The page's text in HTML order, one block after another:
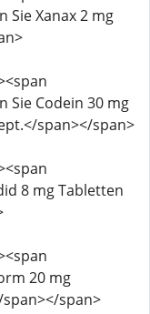
Sie Xanax 2 mg
Sie Codein 30 mg
span></span>
8 mg Tabletten
20 mg
span>